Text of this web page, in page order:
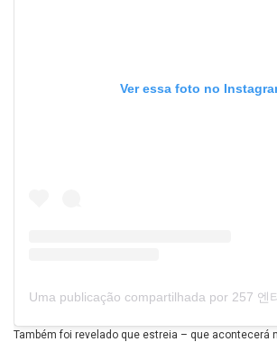
Ver essa foto no
Também foi revelado que estreia – que acontecerá